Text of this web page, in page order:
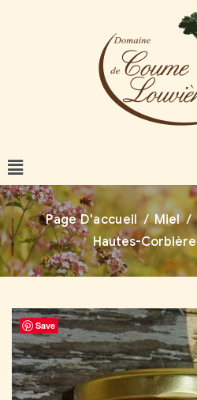
Page D'accueil / Miel /
Hautes-
Save